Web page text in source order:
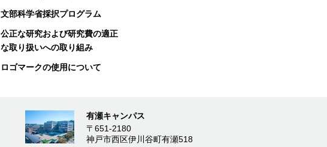
文部科学省採択プログラム
公正な研究および研究費の適正
な取り扱いへの取り組み
ロゴマークの使用について
有瀬キャンパス
〒651-2180
神戸市西区伊川谷町有瀬518